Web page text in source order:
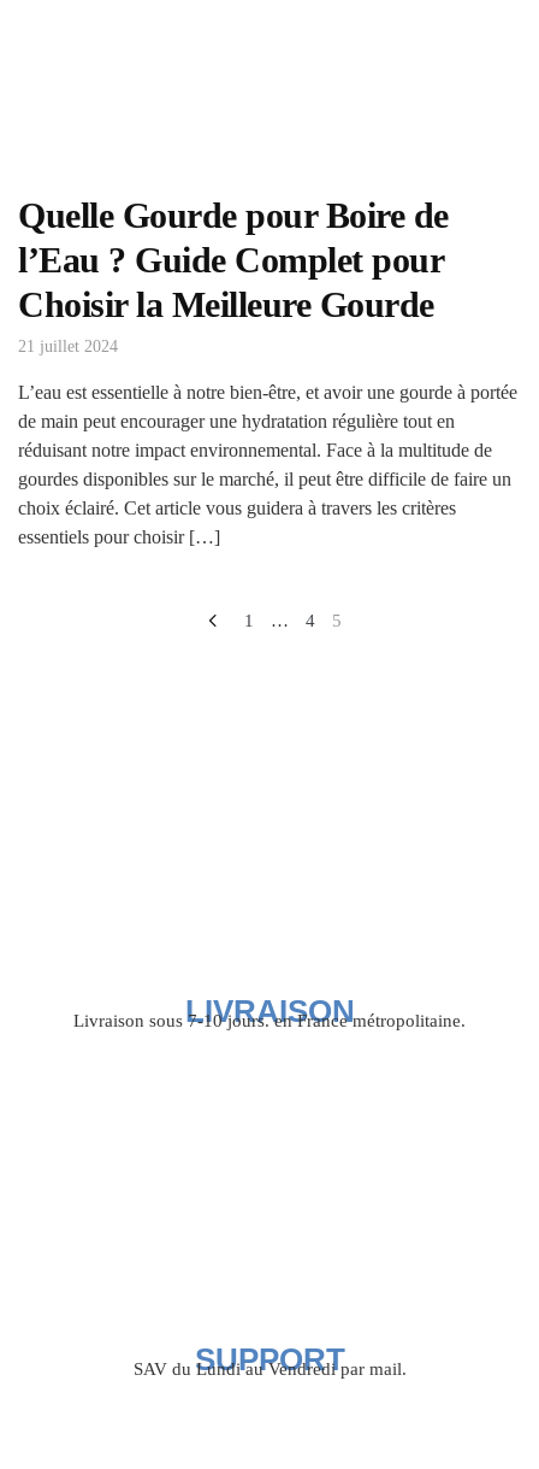
Quelle Gourde pour Boire de
l’Eau ? Guide Complet pour
Choisir la Meilleure Gourde
21 juillet 2024
L’eau est essentielle à notre bien-être, et avoir une gourde à portée
de main peut encourager une hydratation régulière tout en
réduisant notre impact environnemental. Face à la multitude de
gourdes disponibles sur le marché, il peut être difficile de faire un
choix éclairé. Cet article vous guidera à travers les critères
essentiels pour choisir […]
1 … 4 5
LIVRAISON
Livraison sous 7-10 jours. en France métropolitaine.
SUPPORT
SAV du Lundi au Vendredi par mail.